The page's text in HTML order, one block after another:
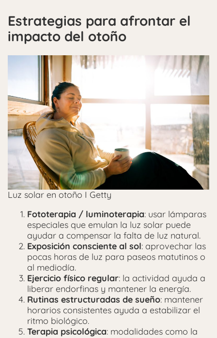
Estrategias para afrontar el
impacto del otoño
Luz solar en otoño I Getty
Fototerapia / luminoterapia: usar lámparas
especiales que emulan la luz solar puede
ayudar a compensar la falta de luz natural.
Exposición consciente al sol: aprovechar las
pocas horas de luz para paseos matutinos o
al mediodía.
Ejercicio físico regular: la actividad ayuda a
liberar endorfinas y mantener la energía.
Rutinas estructuradas de sueño: mantener
horarios consistentes ayuda a estabilizar el
ritmo biológico.
Terapia psicológica: modalidades como la